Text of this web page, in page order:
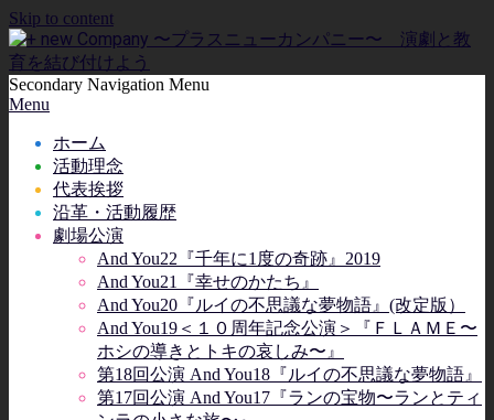
Skip to content
Secondary Navigation Menu
Menu
ホーム
活動理念
代表挨拶
沿革・活動履歴
劇場公演
And You22『千年に1度の奇跡』2019
And You21『幸せのかたち』
And You20『ルイの不思議な夢物語』(改定版）
And You19＜１０周年記念公演＞『ＦＬＡＭＥ〜
ホシの導きとトキの哀しみ〜』
第18回公演 And You18『ルイの不思議な夢物語』
第17回公演 And You17『ランの宝物〜ランとティ